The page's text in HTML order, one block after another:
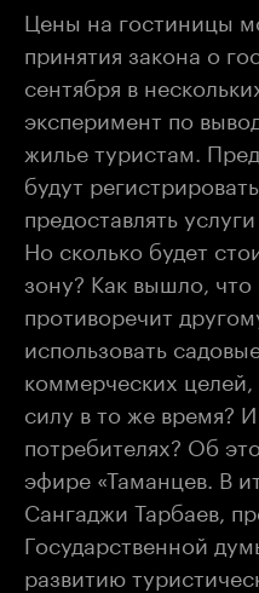
Цены на гостиницы
принятия закона о
сентября в
эксперимент по
жилье туристам.
будут
предоставлять
Но сколько будет
зону? Как вышло,
противоречит
использовать
коммерческих
силу в то же время?
потребителях? Об
эфире «Таманцев. В
Сангаджи Тарбаев,
Государственной
развитию